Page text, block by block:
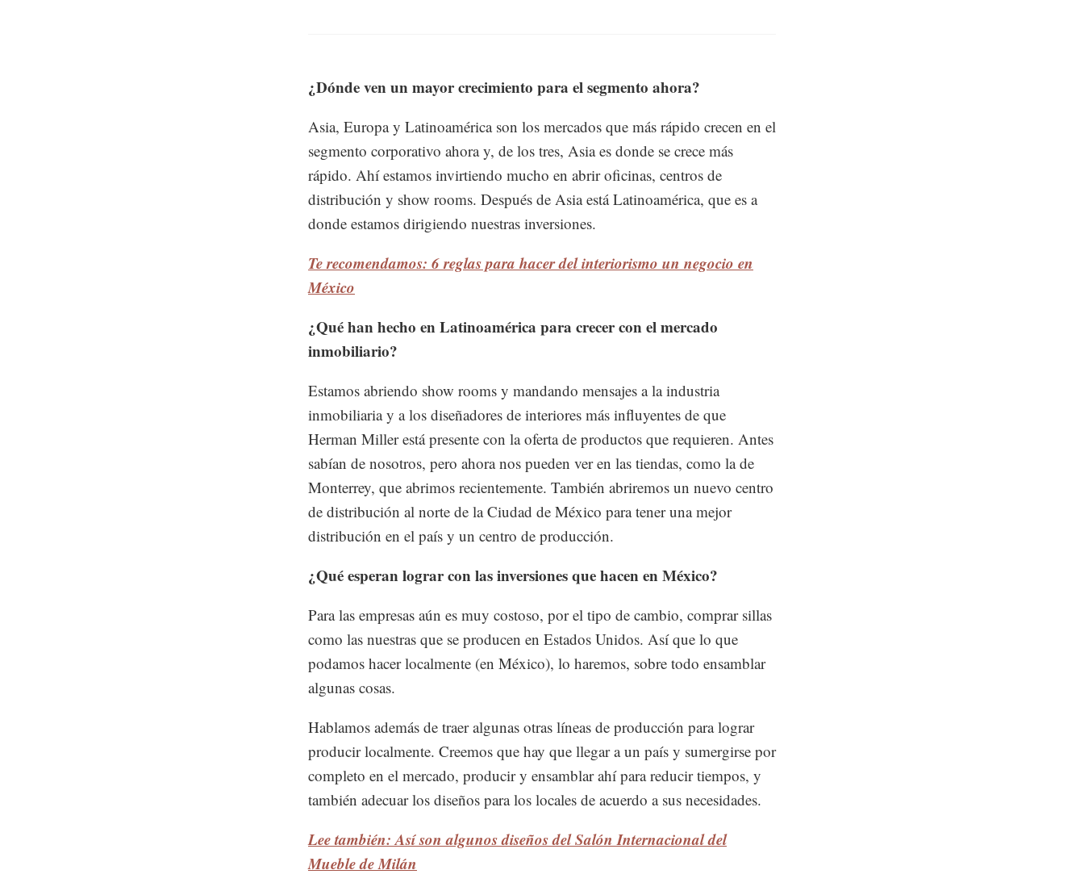
¿Dónde ven un mayor crecimiento para el segmento ahora?
Asia, Europa y Latinoamérica son los mercados que más rápido crecen en el
segmento corporativo ahora y, de los tres, Asia es donde se crece más
rápido. Ahí estamos invirtiendo mucho en abrir oficinas, centros de
distribución y show rooms. Después de Asia está Latinoamérica, que es a
donde estamos dirigiendo nuestras inversiones.
Te recomendamos: 6 reglas para hacer del interiorismo un negocio en
México
¿Qué han hecho en Latinoamérica para crecer con el mercado
inmobiliario?
Estamos abriendo show rooms y mandando mensajes a la industria
inmobiliaria y a los diseñadores de interiores más influyentes de que
Herman Miller está presente con la oferta de productos que requieren. Antes
sabían de nosotros, pero ahora nos pueden ver en las tiendas, como la de
Monterrey, que abrimos recientemente. También abriremos un nuevo centro
de distribución al norte de la Ciudad de México para tener una mejor
distribución en el país y un centro de producción.
¿Qué esperan lograr con las inversiones que hacen en México?
Para las empresas aún es muy costoso, por el tipo de cambio, comprar sillas
como las nuestras que se producen en Estados Unidos. Así que lo que
podamos hacer localmente (en México), lo haremos, sobre todo ensamblar
algunas cosas.
Hablamos además de traer algunas otras líneas de producción para lograr
producir localmente. Creemos que hay que llegar a un país y sumergirse por
completo en el mercado, producir y ensamblar ahí para reducir tiempos, y
también adecuar los diseños para los locales de acuerdo a sus necesidades.
Lee también: Así son algunos diseños del Salón Internacional del
Mueble de Milán